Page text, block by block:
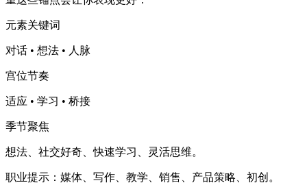
元素关键词
对话 • 想法 • 人脉
宫位节奏
适应 • 学习 • 桥接
季节聚焦
想法、社交好奇、快速学习、灵活思维。
职业提示：媒体、写作、教学、销售、产品策略、初创。